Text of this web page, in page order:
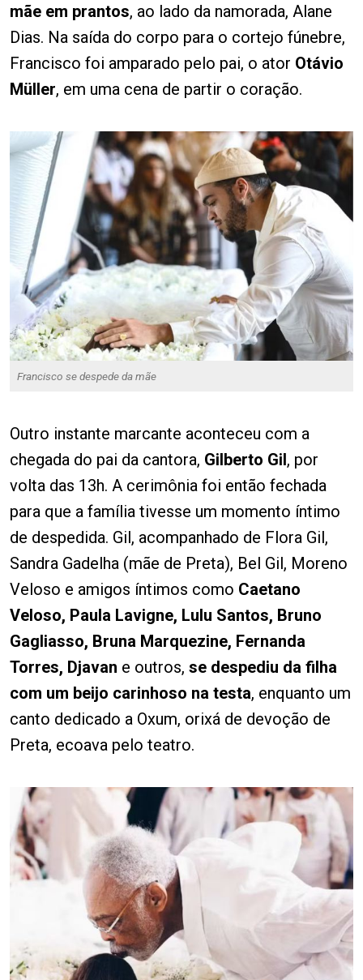
mãe em prantos, ao lado da namorada, Alane
Dias. Na saída do corpo para o cortejo fúnebre,
Francisco foi amparado pelo pai, o ator Otávio
Müller, em uma cena de partir o coração.
Francisco se despede da mãe
Outro instante marcante aconteceu com a
chegada do pai da cantora, Gilberto Gil, por
volta das 13h. A cerimônia foi então fechada
para que a família tivesse um momento íntimo
de despedida. Gil, acompanhado de Flora Gil,
Sandra Gadelha (mãe de Preta), Bel Gil, Moreno
Veloso e amigos íntimos como Caetano
Veloso, Paula Lavigne, Lulu Santos, Bruno
Gagliasso, Bruna Marquezine, Fernanda
Torres, Djavan e outros, se despediu da filha
com um beijo carinhoso na testa, enquanto um
canto dedicado a Oxum, orixá de devoção de
Preta, ecoava pelo teatro.